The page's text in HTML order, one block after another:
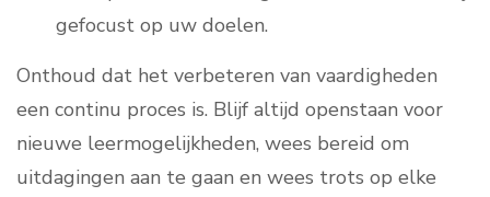
gefocust op uw doelen.
Onthoud dat het verbeteren van vaardigheden
een continu proces is. Blijf altijd openstaan voor
nieuwe leermogelijkheden, wees bereid om
uitdagingen aan te gaan en wees trots op elke